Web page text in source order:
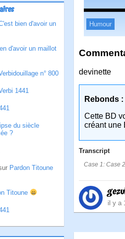
bien d'avoir un
d'avoir un maillot
n° 800
1441
du siècle
?
Pardon Titoune
Titoune
Humour
devinette
Rebonds :
Cette BD
créant une
Transcript
Case 1: Case
il y a